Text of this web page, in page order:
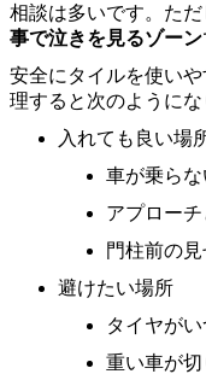
相談は多いです。ただ
事で泣きを見るゾーン
安全にタイルを使い
理すると次のようにな
入れても良い場
車が乗ら
アプロー
門柱前の
避けたい場所
タイヤが
重い車が